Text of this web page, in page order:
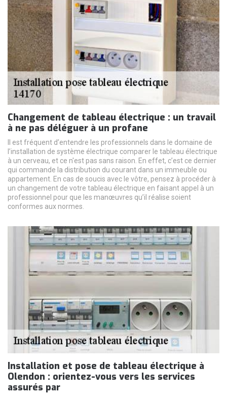
Changement de tableau électrique : un travail
à ne pas déléguer à un profane
Il est fréquent d’entendre les professionnels dans le domaine de
l’installation de système électrique comparer le tableau électrique
à un cerveau, et ce n'est pas sans raison. En effet, c’est ce dernier
qui commande la distribution du courant dans un immeuble ou
appartement. En cas de soucis avec le vôtre, pensez à procéder à
un changement de votre tableau électrique en faisant appel à un
professionnel pour que les manœuvres qu’il réalise soient
conformes aux normes.
Installation et pose de tableau électrique à
Olendon : orientez-vous vers les services
assurés par